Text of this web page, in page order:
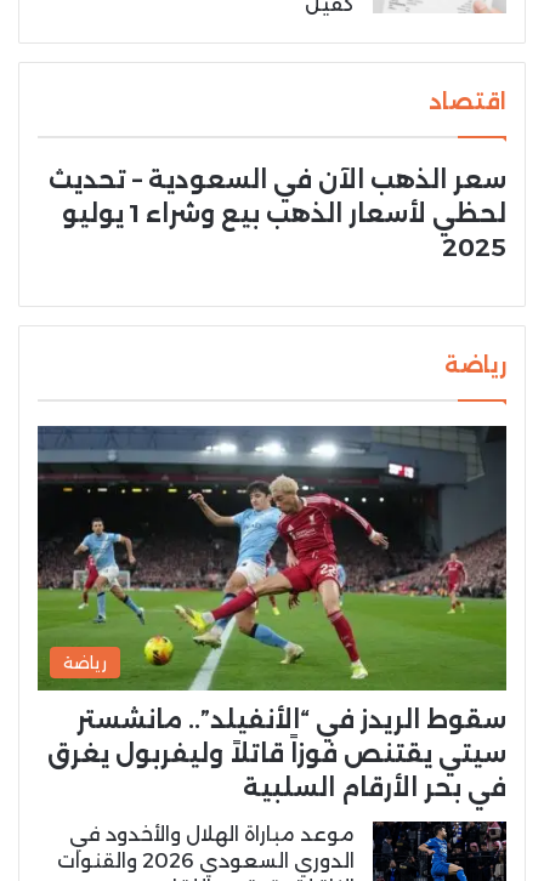
اقتصاد
سعر الذهب الآن في السعودية – تحديث
لحظي لأسعار الذهب بيع وشراء 1 يوليو
2025
رياضة
رياضة
سقوط الريدز في “الأنفيلد”.. مانشستر
سيتي يقتنص فوزاً قاتلاً وليفربول يغرق
في بحر الأرقام السلبية
موعد مباراة الهلال والأخدود في
الدوري السعودي 2026 والقنوات